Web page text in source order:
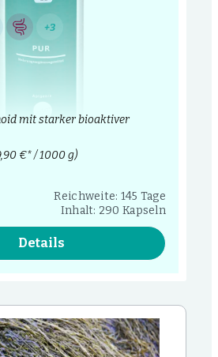
+3
mit starker bioaktiver
€* / 1000 g)
Reichweite: 145 Tage
Inhalt: 290 Kapseln
Details